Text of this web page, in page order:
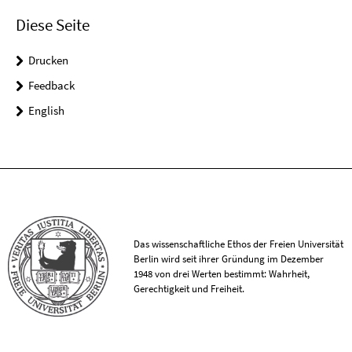
Diese Seite
Drucken
Feedback
English
Das wissenschaftliche Ethos der Freien Universität
Berlin wird seit ihrer Gründung im Dezember
1948 von drei Werten bestimmt: Wahrheit,
Gerechtigkeit und Freiheit.